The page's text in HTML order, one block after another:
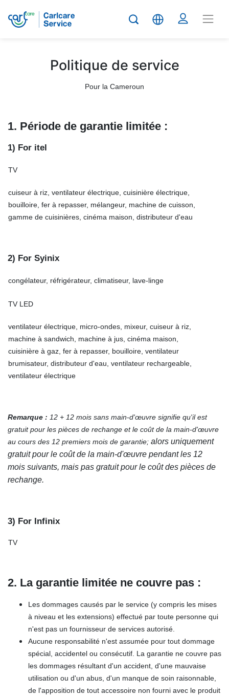
Politique de service
Pour la Cameroun
1. Période de garantie limitée :
1) For itel
TV
cuiseur à riz, ventilateur électrique, cuisinière électrique,
bouilloire, fer à repasser, mélangeur, machine de cuisson,
gamme de cuisinières, cinéma maison, distributeur d'eau
2) For Syinix
congélateur, réfrigérateur, climatiseur, lave-linge
TV LED
ventilateur électrique, micro-ondes, mixeur, cuiseur à riz,
machine à sandwich, machine à jus, cinéma maison,
cuisinière à gaz, fer à repasser, bouilloire, ventilateur
brumisateur, distributeur d'eau, ventilateur rechargeable,
ventilateur électrique
Remarque : 12 + 12 mois sans main-d'œuvre signifie qu'il est
gratuit pour les pièces de rechange et le coût de la main-d'œuvre
au cours des 12 premiers mois de garantie; alors uniquement
gratuit pour le coût de la main-d'œuvre pendant les 12
mois suivants, mais pas gratuit pour le coût des pièces de
rechange.
3) For Infinix
TV
2. La garantie limitée ne couvre pas :
Les dommages causés par le service (y compris les mises
à niveau et les extensions) effectué par toute personne qui
n'est pas un fournisseur de services autorisé.
Aucune responsabilité n'est assumée pour tout dommage
spécial, accidentel ou consécutif. La garantie ne couvre pas
les dommages résultant d'un accident, d'une mauvaise
utilisation ou d'un abus, d'un manque de soin raisonnable,
de l'apposition de tout accessoire non fourni avec le produit